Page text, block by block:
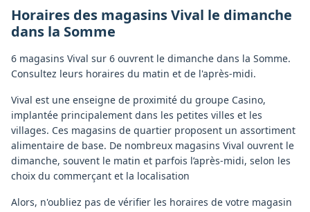
Horaires des magasinsVival le dimanche
dans la Somme
6 magasins Vival sur 6 ouvrent le dimanche dans la Somme.
Consultez leurs horaires du matin et de l'après-midi.
Vival est une enseigne de proximité du groupe Casino,
implantée principalement dans les petites villes et les
villages. Ces magasins de quartier proposent un assortiment
alimentaire de base. De nombreux magasins Vival ouvrent le
dimanche, souvent le matin et parfois l’après-midi, selon les
choix du commerçant et la localisation
Alors, n'oubliez pas de vérifier les horaires de votre magasin